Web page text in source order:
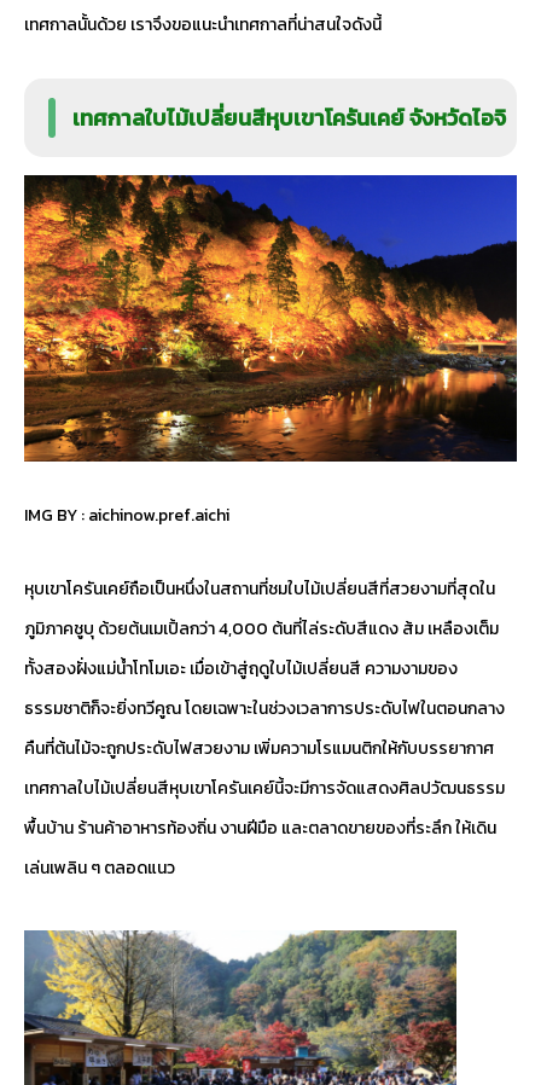
เทศกาลนั้นด้วย เราจึงขอแนะนำเทศกาลที่น่าสนใจดังนี้
เทศกาลใบไม้เปลี่ยนสีหุบเขาโครันเคย์ จังหวัดไอจิ
IMG BY :aichinow.pref.aichi
หุบเขาโครันเคย์ถือเป็นหนึ่งในสถานที่ชมใบไม้เปลี่ยนสีที่สวยงามที่สุดใน
ภูมิภาคชูบุ ด้วยต้นเมเปิ้ลกว่า 4,000 ต้นที่ไล่ระดับสีแดง ส้ม เหลืองเต็ม
ทั้งสองฝั่งแม่น้ำโทโมเอะ เมื่อเข้าสู่ฤดูใบไม้เปลี่ยนสี ความงามของ
ธรรมชาติก็จะยิ่งทวีคูณ โดยเฉพาะในช่วงเวลาการประดับไฟในตอนกลาง
คืนที่ต้นไม้จะถูกประดับไฟสวยงาม เพิ่มความโรแมนติกให้กับบรรยากาศ
เทศกาลใบไม้เปลี่ยนสีหุบเขาโครันเคย์นี้จะมีการจัดแสดงศิลปวัฒนธรรม
พื้นบ้าน ร้านค้าอาหารท้องถิ่น งานฝีมือ และตลาดขายของที่ระลึก ให้เดิน
เล่นเพลิน ๆ ตลอดแนว